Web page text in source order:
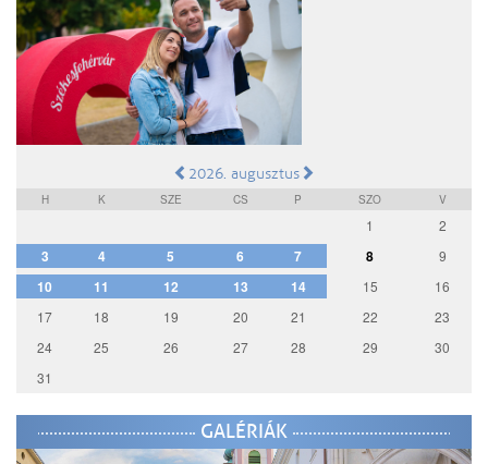
2026. augusztus
H K SZE CS P SZO V
1 2
3 4 5 6 7 8 9
10 11 12 13 14 15
16
17
18 19 20 21 22
23
24
25 26 27 28 29
30
31
GALÉRIÁK